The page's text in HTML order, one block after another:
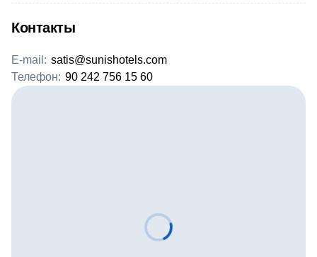
Контакты
E-mail: satis@sunishotels.com
Телефон: 90 242 756 15 60